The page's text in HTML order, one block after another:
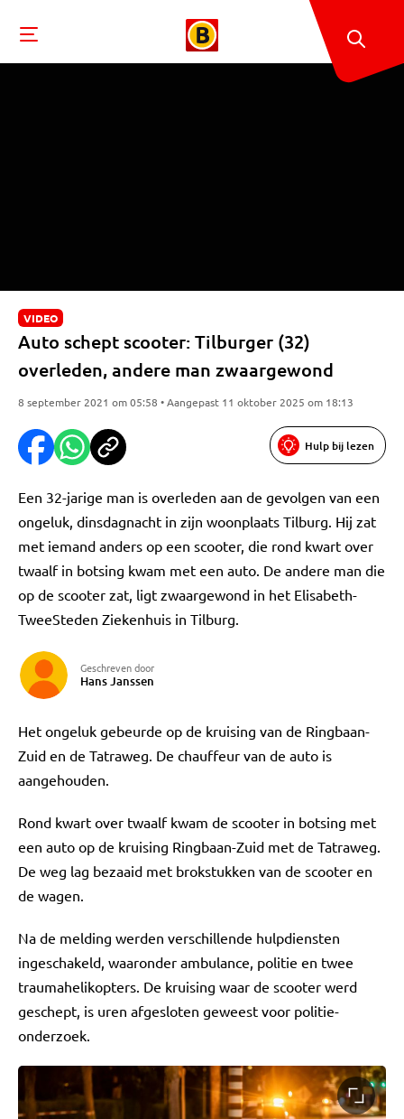
VIDEO
Auto schept scooter: Tilburger (32)
overleden, andere man zwaargewond
8 september 2021 om 05:58 • Aangepast 11 oktober 2025 om 18:13
Hulp bij lezen
Een 32-jarige man is overleden aan de gevolgen van een
ongeluk, dinsdagnacht in zijn woonplaats Tilburg. Hij zat
met iemand anders op een scooter, die rond kwart over
twaalf in botsing kwam met een auto. De andere man die
op de scooter zat, ligt zwaargewond in het Elisabeth-
TweeSteden Ziekenhuis in Tilburg.
Geschreven door
Hans Janssen
Het ongeluk gebeurde op de kruising van de Ringbaan-
Zuid en de Tatraweg. De chauffeur van de auto is
aangehouden.
Rond kwart over twaalf kwam de scooter in botsing met
een auto op de kruising Ringbaan-Zuid met de Tatraweg.
De weg lag bezaaid met brokstukken van de scooter en
de wagen.
Na de melding werden verschillende hulpdiensten
ingeschakeld, waaronder ambulance, politie en twee
traumahelikopters. De kruising waar de scooter werd
geschept, is uren afgesloten geweest voor politie-
onderzoek.